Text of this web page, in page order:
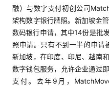
融）与数字支付初创公司
架构数字银行牌照。新加坡金
数码银行申请，其中14份是批
照申请。只有不到一半的申
新加坡，在印度、印尼、越南
数字钱包服务，允许企业通过
支付。去年9月，